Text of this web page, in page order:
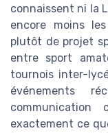
connaissent ni la
encore moins
plutôt de projet
entre sport
tournois inter-
événements
communication
exactement ce